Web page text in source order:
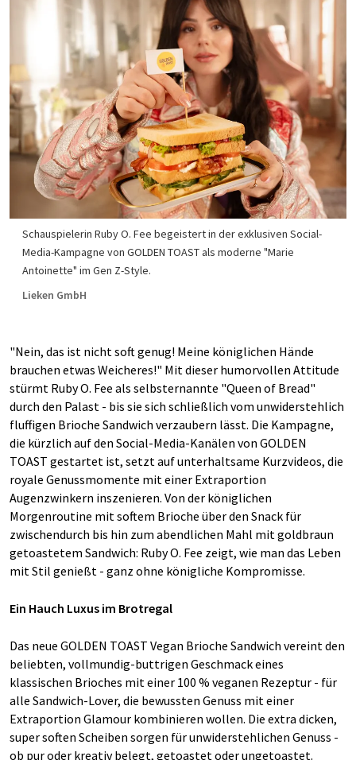
Schauspielerin Ruby O. Fee begeistert in der exklusiven Social-
Media-Kampagne von GOLDEN TOAST als moderne "Marie
Antoinette" im Gen Z-Style.
Lieken GmbH
"Nein, das ist nicht soft genug! Meine königlichen Hände
brauchen etwas Weicheres!" Mit dieser humorvollen Attitude
stürmt Ruby O. Fee als selbsternannte "Queen of Bread"
durch den Palast - bis sie sich schließlich vom unwiderstehlich
fluffigen Brioche Sandwich verzaubern lässt. Die Kampagne,
die kürzlich auf den Social-Media-Kanälen von GOLDEN
TOAST gestartet ist, setzt auf unterhaltsame Kurzvideos, die
royale Genussmomente mit einer Extraportion
Augenzwinkern inszenieren. Von der königlichen
Morgenroutine mit softem Brioche über den Snack für
zwischendurch bis hin zum abendlichen Mahl mit goldbraun
getoastetem Sandwich: Ruby O. Fee zeigt, wie man das Leben
mit Stil genießt - ganz ohne königliche Kompromisse.
Ein Hauch Luxus im Brotregal
Das neue GOLDEN TOAST Vegan Brioche Sandwich vereint den
beliebten, vollmundig-buttrigen Geschmack eines
klassischen Brioches mit einer 100 % veganen Rezeptur - für
alle Sandwich-Lover, die bewussten Genuss mit einer
Extraportion Glamour kombinieren wollen. Die extra dicken,
super soften Scheiben sorgen für unwiderstehlichen Genuss -
ob pur oder kreativ belegt, getoastet oder ungetoastet.